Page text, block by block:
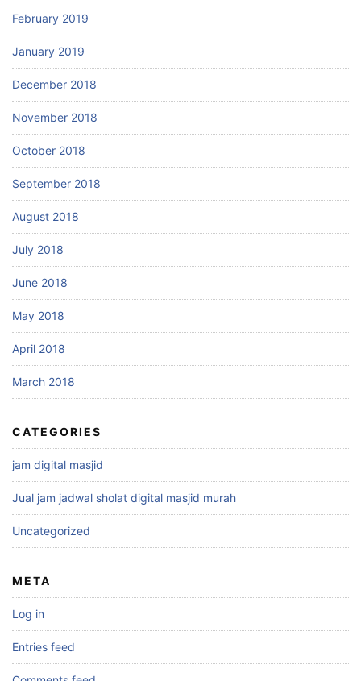
February 2019
January 2019
December 2018
November 2018
October 2018
September 2018
August 2018
July 2018
June 2018
May 2018
April 2018
March 2018
CATEGORIES
jam digital masjid
Jual jam jadwal sholat digital masjid murah
Uncategorized
META
Log in
Entries feed